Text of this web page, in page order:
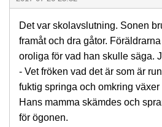
Det var skolavslutning. Sonen
framåt och dra gåtor.
oroliga för vad han skulle säga.
- Vet fröken vad det är som är
fuktig springa och omkring
Hans mamma skämdes och
för ögonen.